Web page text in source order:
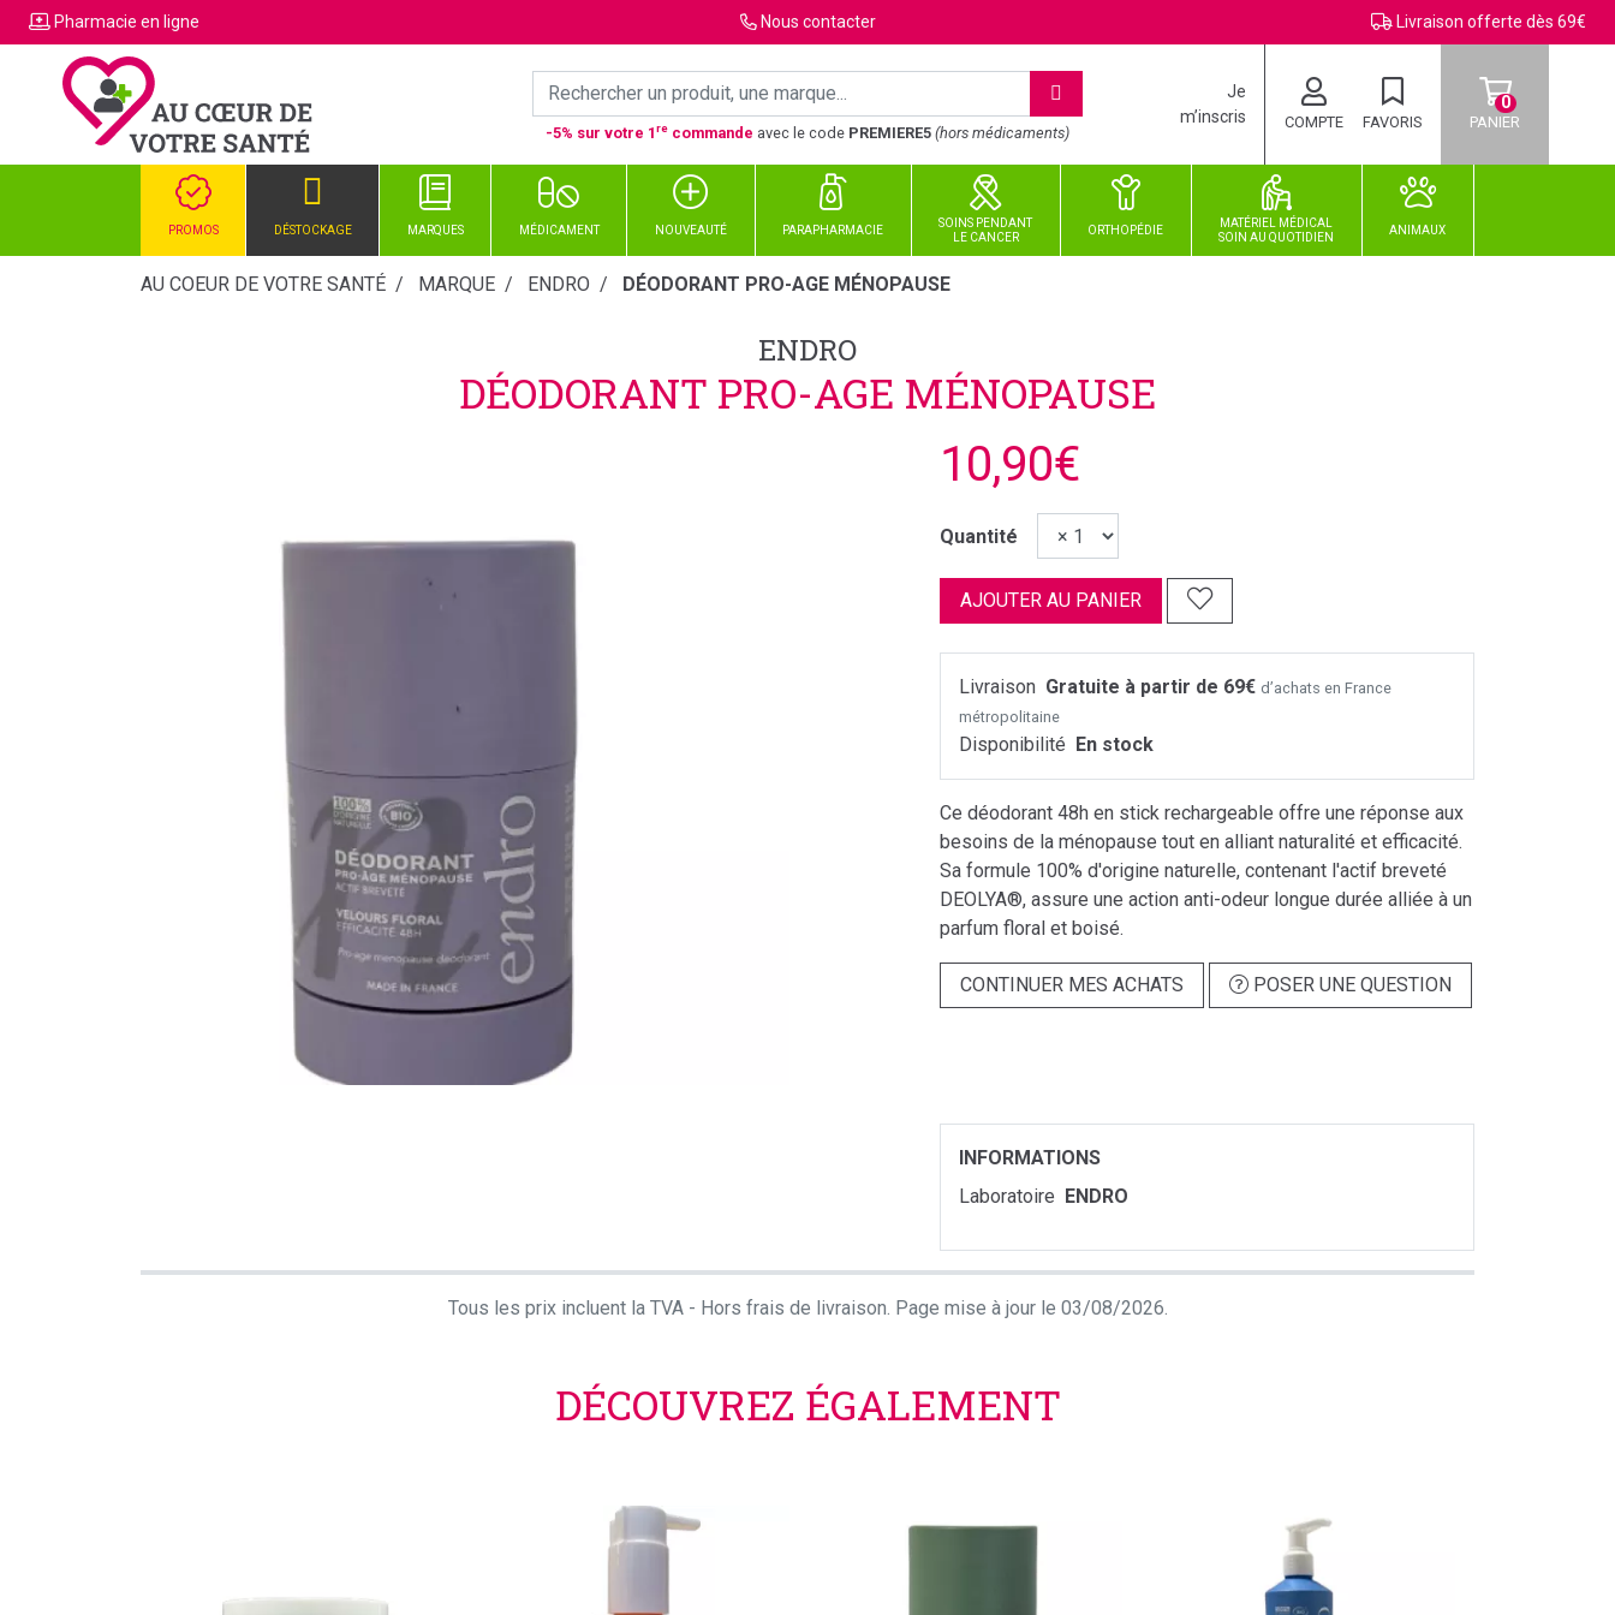
Pharmacie en ligne Nous contacter Livraison offerte dès 69€
-5% sur votre 1re commande avec le code PREMIERE5 (hors médicaments)
Je
m’inscris
COMPTE FAVORIS PANIER
0
PROMOS DÉSTOCKAGE MARQUES MÉDICAMENT NOUVEAUTÉ PARAPHARMACIE
SOINS PENDANT
LE CANCER
ORTHOPÉDIE
MATÉRIEL MÉDICAL
SOINAUQUOTIDIEN
ANIMAUX
AU COEUR DE VOTRE SANTÉ MARQUE ENDRO DÉODORANT PRO-AGE MÉNOPAUSE
ENDRO
DÉODORANT PRO-AGE MÉNOPAUSE
10,90€
Quantité
AJOUTER AU PANIER
Livraison Gratuite à partir de 69€ d’achats en France
métropolitaine
Disponibilité En stock
Ce déodorant 48h en stick rechargeable offre une réponse aux
besoins de la ménopause tout en alliant naturalité et efficacité.
Sa formule 100% d'origine naturelle, contenant l'actif breveté
DEOLYA®, assure une action anti-odeur longue durée alliée à un
parfum floral et boisé.
CONTINUER MES ACHATS POSER UNE QUESTION
INFORMATIONS
Laboratoire ENDRO
Tous les prix incluent la TVA - Hors frais de livraison. Page mise à jour le 03/08/2026.
DÉCOUVREZ ÉGALEMENT